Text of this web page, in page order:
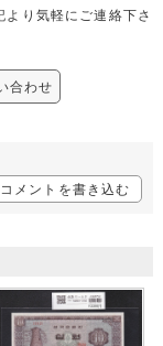
り気軽にご連絡下さ
合わせ
メントを書き込む